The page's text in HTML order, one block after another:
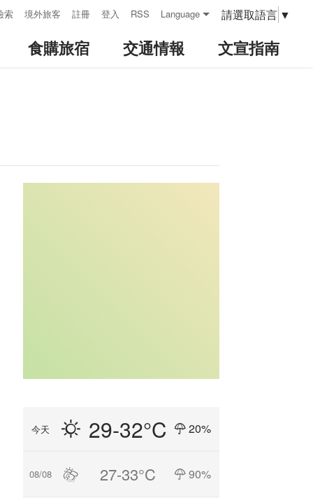
索 境外旅客 註冊 登入 RSS Language 請選取語言 ▼
食購旅宿 交通情報 文宣指南
今天 29-32°C 20%
08/08 27-33°C 90%